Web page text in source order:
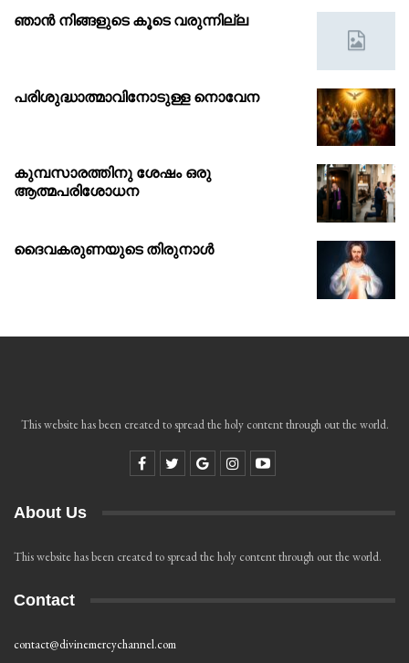
ഞാൻ നിങ്ങളുടെ കൂടെ വരുന്നില്ല
പരിശുദ്ധാത്മാവിനോടുള്ള നൊവേന
കുമ്പസാരത്തിനു ശേഷം ഒരു
ആത്മപരിശോധന
ദൈവകരുണയുടെ തിരുനാൾ
This website has been created to spread the holy content through out the world.
About Us
This website has been created to spread the holy content through out the world.
Contact
contact@divinemercychannel.com